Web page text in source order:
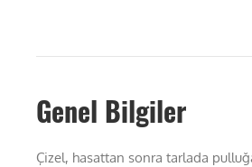
Genel Bilgiler
Çizel, hasattan sonra tarlada